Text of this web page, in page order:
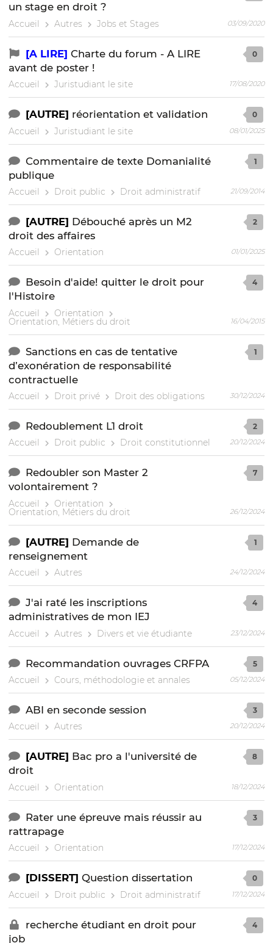
un stage en droit ?
Accueil Autres Jobs et Stages 03/09/2020
[A LIRE] Charte du forum - A LIRE
avant de poster !
Accueil Juristudiant le site
0
17/08/2020
[AUTRE] réorientation et validation
Accueil Juristudiant le site
0
08/01/2025
Commentaire de texte Domanialité
publique
Accueil Droit public Droit administratif
1
21/09/2014
[AUTRE] Débouché après un M2
droit des affaires
Accueil Orientation
2
01/01/2025
Besoin d'aide! quitter le droit pour
l'Histoire
Accueil Orientation
Orientation, Métiers du droit
4
16/04/2015
Sanctions en cas de tentative
d’exonération de responsabilité
contractuelle
Accueil Droit privé Droit des obligations
1
30/12/2024
Redoublement L1 droit
Accueil Droit public Droit constitutionnel
2
20/12/2024
Redoubler son Master 2
volontairement ?
Accueil Orientation
Orientation, Métiers du droit
7
26/12/2024
[AUTRE] Demande de
renseignement
Accueil Autres
1
24/12/2024
J'ai raté les inscriptions
administratives de mon IEJ
Accueil Autres Divers et vie étudiante
4
23/12/2024
Recommandation ouvrages CRFPA
Accueil Cours, méthodologie et annales
5
05/12/2024
ABI en seconde session
Accueil Autres
3
20/12/2024
[AUTRE] Bac pro a l'université de
droit
Accueil Orientation
8
18/12/2024
Rater une épreuve mais réussir au
rattrapage
Accueil Orientation
3
17/12/2024
[DISSERT] Question dissertation
Accueil Droit public Droit administratif
0
17/12/2024
recherche étudiant en droit pour
job
4